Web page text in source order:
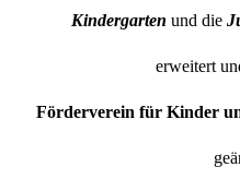
Kindergarten und die
erweitert
Förderverein für Kinder